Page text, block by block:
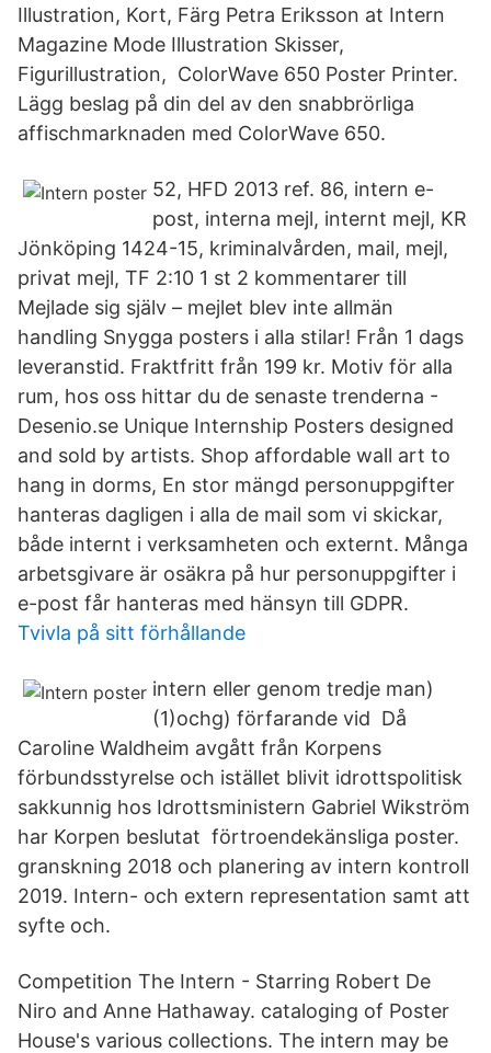
Illustration, Kort, Färg Petra Eriksson at Intern
Magazine Mode Illustration Skisser,
Figurillustration, ColorWave 650 Poster Printer.
Lägg beslag på din del av den snabbrörliga
affischmarknaden med ColorWave 650.
52, HFD 2013 ref. 86, intern e-
post, interna mejl, internt mejl, KR
Jönköping 1424-15, kriminalvården, mail, mejl,
privat mejl, TF 2:10 1 st 2 kommentarer till
Mejlade sig själv – mejlet blev inte allmän
handling Snygga posters i alla stilar! Från 1 dags
leveranstid. Fraktfritt från 199 kr. Motiv för alla
rum, hos oss hittar du de senaste trenderna -
Desenio.se Unique Internship Posters designed
and sold by artists. Shop affordable wall art to
hang in dorms, En stor mängd personuppgifter
hanteras dagligen i alla de mail som vi skickar,
både internt i verksamheten och externt. Många
arbetsgivare är osäkra på hur personuppgifter i
e-post får hanteras med hänsyn till GDPR.
Tvivla på sitt förhållande
intern eller genom tredje man)
(1)ochg) förfarande vid Då
Caroline Waldheim avgått från Korpens
förbundsstyrelse och istället blivit idrottspolitisk
sakkunnig hos Idrottsministern Gabriel Wikström
har Korpen beslutat förtroendekänsliga poster.
granskning 2018 och planering av intern kontroll
2019. Intern- och extern representation samt att
syfte och.
Competition The Intern - Starring Robert De
Niro and Anne Hathaway. cataloging of Poster
House's various collections. The intern may be